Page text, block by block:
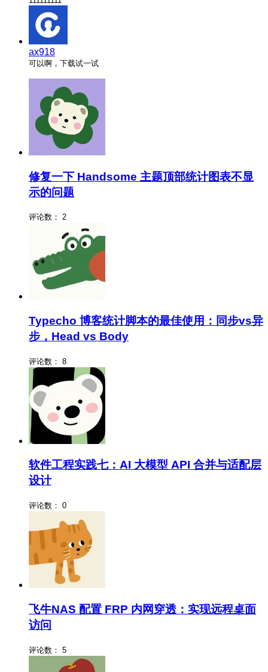
ax918
可以啊，下载试一试
修复一下 Handsome 主题顶部统计图表不显
示的问题
评论数： 2
Typecho 博客统计脚本的最佳使用：同步vs异
步，Head vs Body
评论数： 8
软件工程实践七：AI 大模型 API 合并与适配层
设计
评论数： 0
飞牛NAS 配置 FRP 内网穿透：实现远程桌面
访问
评论数： 5